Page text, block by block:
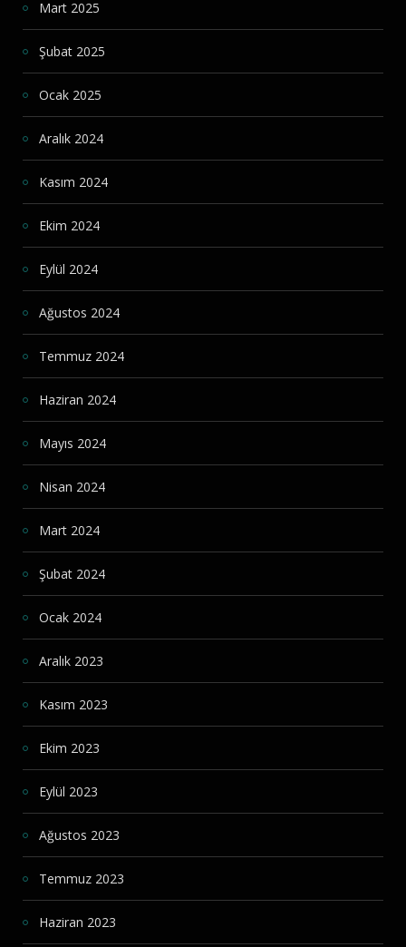
Mart 2025
Şubat 2025
Ocak 2025
Aralık 2024
Kasım 2024
Ekim 2024
Eylül 2024
Ağustos 2024
Temmuz 2024
Haziran 2024
Mayıs 2024
Nisan 2024
Mart 2024
Şubat 2024
Ocak 2024
Aralık 2023
Kasım 2023
Ekim 2023
Eylül 2023
Ağustos 2023
Temmuz 2023
Haziran 2023